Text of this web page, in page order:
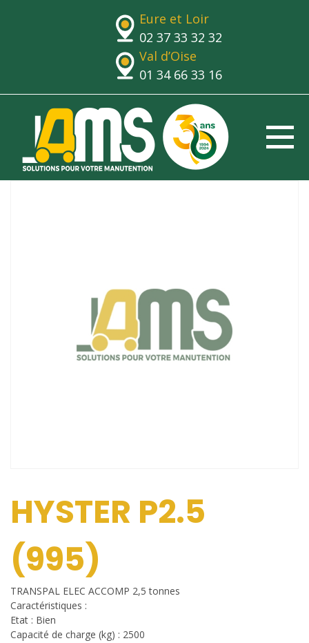
Eure et Loir
02 37 33 32 32
Val d’Oise
01 34 66 33 16
HYSTER P2.5
(995)
TRANSPAL ELEC ACCOMP 2,5 tonnes
Caractéristiques :
Etat : Bien
Capacité de charge (kg) : 2500